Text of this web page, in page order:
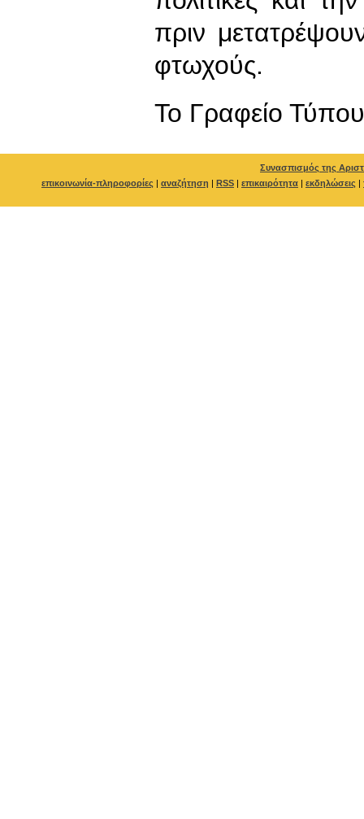
πριν
φτωχούς.
To Γραφείο Τύπου
Συνασπισμός της
επικοινωνία-πληροφορίες | αναζήτηση | RSS | επικαιρότητα | εκδηλώσεις |